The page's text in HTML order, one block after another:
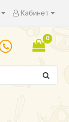
Кабинет
0